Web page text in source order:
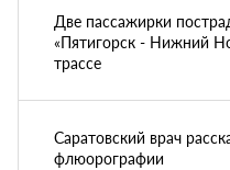
Две пассажирки
«Пятигорск - Нижний
трассе
Саратовский врач
флюорографии